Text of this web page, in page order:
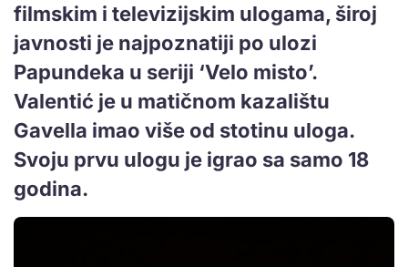
filmskim i televizijskim ulogama, široj
javnosti je najpoznatiji po ulozi
Papundeka u seriji ‘Velo misto’.
Valentić je u matičnom kazalištu
Gavella imao više od stotinu uloga.
Svoju prvu ulogu je igrao sa samo 18
godina.